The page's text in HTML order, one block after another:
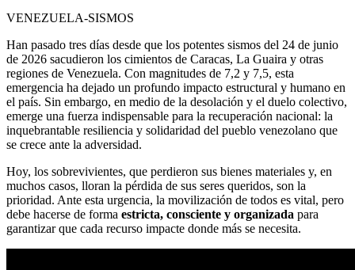
VENEZUELA-SISMOS
Han pasado tres días desde que los potentes sismos del 24 de junio
de 2026 sacudieron los cimientos de Caracas, La Guaira y otras
regiones de Venezuela. Con magnitudes de 7,2 y 7,5, esta
emergencia ha dejado un profundo impacto estructural y humano en
el país. Sin embargo, en medio de la desolación y el duelo colectivo,
emerge una fuerza indispensable para la recuperación nacional: la
inquebrantable resiliencia y solidaridad del pueblo venezolano que
se crece ante la adversidad.
Hoy, los sobrevivientes, que perdieron sus bienes materiales y, en
muchos casos, lloran la pérdida de sus seres queridos, son la
prioridad. Ante esta urgencia, la movilización de todos es vital, pero
debe hacerse de forma estricta, consciente y organizada para
garantizar que cada recurso impacte donde más se necesita.